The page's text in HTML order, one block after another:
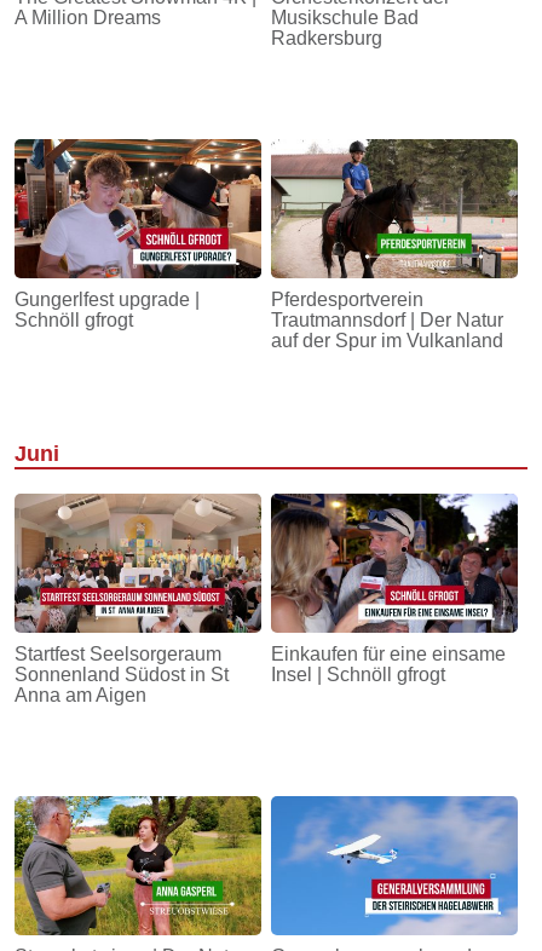
A Million Dreams
Musikschule Bad
Radkersburg
Gungerlfest upgrade |
Schnöll gfrogt
Pferdesportverein
Trautmannsdorf | Der Natur
auf der Spur im Vulkanland
Juni
Startfest Seelsorgeraum
Sonnenland Südost in St
Anna am Aigen
Einkaufen für eine einsame
Insel | Schnöll gfrogt